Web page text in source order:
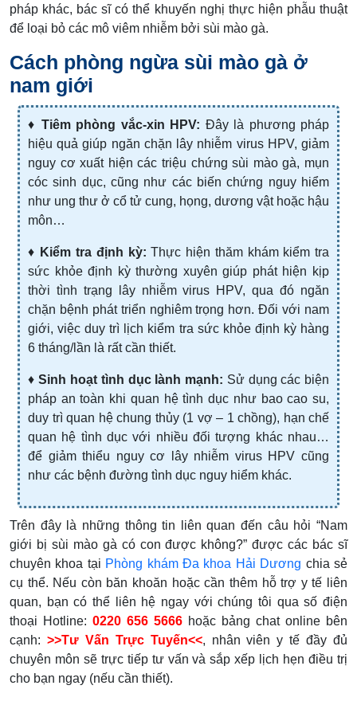
pháp khác, bác sĩ có thể khuyến nghị thực hiện phẫu thuật
để loại bỏ các mô viêm nhiễm bởi sùi mào gà.
Cách phòng ngừa sùi mào gà ở
nam giới
♦ Tiêm phòng vắc-xin HPV: Đây là phương pháp
hiệu quả giúp ngăn chặn lây nhiễm virus HPV, giảm
nguy cơ xuất hiện các triệu chứng sùi mào gà, mụn
cóc sinh dục, cũng như các biến chứng nguy hiểm
như ung thư ở cổ tử cung, họng, dương vật hoặc hậu
môn…
♦ Kiểm tra định kỳ: Thực hiện thăm khám kiểm tra
sức khỏe định kỳ thường xuyên giúp phát hiện kịp
thời tình trạng lây nhiễm virus HPV, qua đó ngăn
chặn bệnh phát triển nghiêm trọng hơn. Đối với nam
giới, việc duy trì lịch kiểm tra sức khỏe định kỳ hàng
6 tháng/lần là rất cần thiết.
♦Sinh hoạt tình dục lành mạnh: Sử dụng các biện
pháp an toàn khi quan hệ tình dục như bao cao su,
duy trì quan hệ chung thủy (1 vợ – 1 chồng), hạn chế
quan hệ tình dục với nhiều đối tượng khác nhau…
để giảm thiểu nguy cơ lây nhiễm virus HPV cũng
như các bệnh đường tình dục nguy hiểm khác.
Trên đây là những thông tin liên quan đến câu hỏi “Nam
giới bị sùi mào gà có con được không?” được các bác sĩ
chuyên khoa tại Phòng khám Đa khoa Hải Dương chia sẻ
cụ thể. Nếu còn băn khoăn hoặc cần thêm hỗ trợ y tế liên
quan, bạn có thể liên hệ ngay với chúng tôi qua số điện
thoại Hotline: 0220 656 5666 hoặc bảng chat online bên
cạnh: >>Tư Vấn Trực Tuyến<<, nhân viên y tế đầy đủ
chuyên môn sẽ trực tiếp tư vấn và sắp xếp lịch hẹn điều trị
cho bạn ngay (nếu cần thiết).